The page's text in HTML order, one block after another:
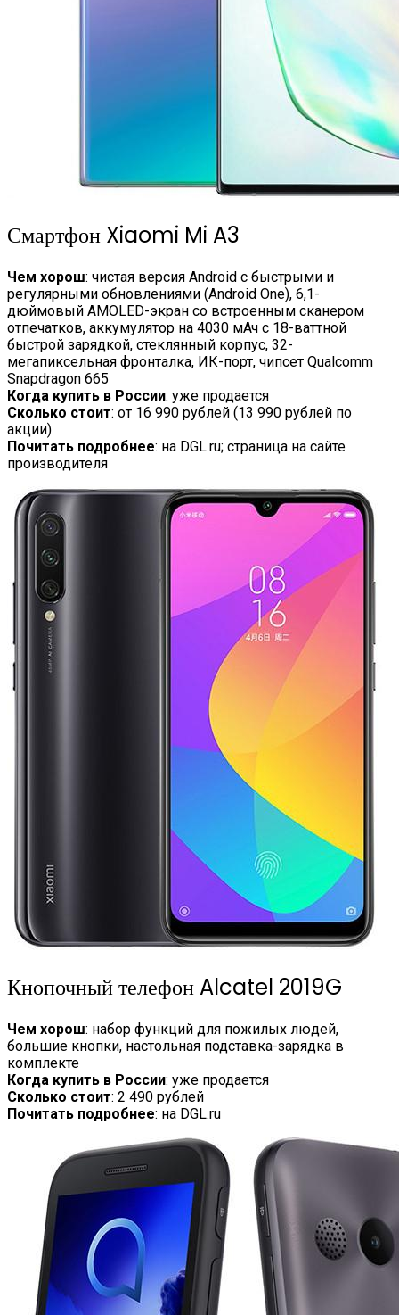
Смартфон Xiaomi Mi A3
Чем хорош: чистая версия Android с быстрыми и
регулярными обновлениями (Android One), 6,1-
дюймовый AMOLED-экран со встроенным сканером
отпечатков, аккумулятор на 4030 мАч с 18-ваттной
быстрой зарядкой, стеклянный корпус, 32-
мегапиксельная фронталка, ИК-порт, чипсет Qualcomm
Snapdragon 665
Когда купить в России: уже продается
Сколько стоит: от 16 990 рублей (13 990 рублей по
акции)
Почитать подробнее: на DGL.ru; страница на сайте
производителя
Кнопочный телефон Alcatel 2019G
Чем хорош: набор функций для пожилых людей,
большие кнопки, настольная подставка-зарядка в
комплекте
Когда купить в России: уже продается
Сколько стоит: 2 490 рублей
Почитать подробнее: на DGL.ru